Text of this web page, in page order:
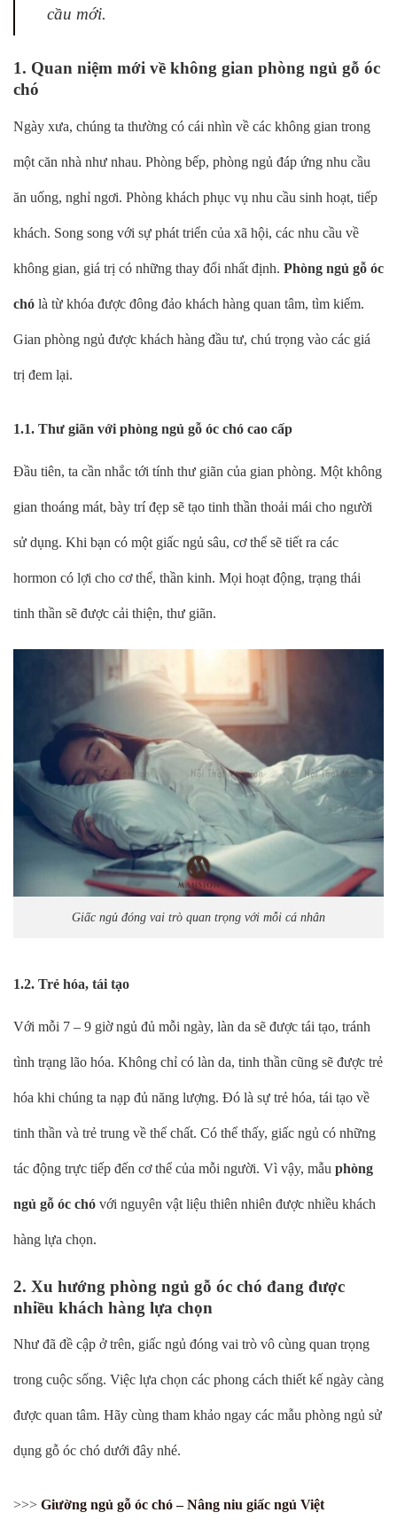
cầu mới.
1. Quan niệm mới về không gian phòng ngủ gỗ óc
chó
Ngày xưa, chúng ta thường có cái nhìn về các không gian trong
một căn nhà như nhau. Phòng bếp, phòng ngủ đáp ứng nhu cầu
ăn uống, nghỉ ngơi. Phòng khách phục vụ nhu cầu sinh hoạt, tiếp
khách. Song song với sự phát triển của xã hội, các nhu cầu về
không gian, giá trị có những thay đổi nhất định. Phòng ngủ gỗ óc
chó là từ khóa được đông đảo khách hàng quan tâm, tìm kiếm.
Gian phòng ngủ được khách hàng đầu tư, chú trọng vào các giá
trị đem lại.
1.1. Thư giãn với phòng ngủ gỗ óc chó cao cấp
Đầu tiên, ta cần nhắc tới tính thư giãn của gian phòng. Một không
gian thoáng mát, bày trí đẹp sẽ tạo tinh thần thoải mái cho người
sử dụng. Khi bạn có một giấc ngủ sâu, cơ thể sẽ tiết ra các
hormon có lợi cho cơ thể, thần kinh. Mọi hoạt động, trạng thái
tinh thần sẽ được cải thiện, thư giãn.
Giấc ngủ đóng vai trò quan trọng với mỗi cá nhân
1.2. Trẻ hóa, tái tạo
Với mỗi 7 – 9 giờ ngủ đủ mỗi ngày, làn da sẽ được tái tạo, tránh
tình trạng lão hóa. Không chỉ có làn da, tinh thần cũng sẽ được trẻ
hóa khi chúng ta nạp đủ năng lượng. Đó là sự trẻ hóa, tái tạo về
tinh thần và trẻ trung về thể chất. Có thể thấy, giấc ngủ có những
tác động trực tiếp đến cơ thể của mỗi người. Vì vậy, mẫu phòng
ngủ gỗ óc chó với nguyên vật liệu thiên nhiên được nhiều khách
hàng lựa chọn.
2. Xu hướng phòng ngủ gỗ óc chó đang được
nhiều khách hàng lựa chọn
Như đã đề cập ở trên, giấc ngủ đóng vai trò vô cùng quan trọng
trong cuộc sống. Việc lựa chọn các phong cách thiết kế ngày càng
được quan tâm. Hãy cùng tham khảo ngay các mẫu phòng ngủ sử
dụng gỗ óc chó dưới đây nhé.
>>> Giường ngủ gỗ óc chó – Nâng niu giấc ngủ Việt